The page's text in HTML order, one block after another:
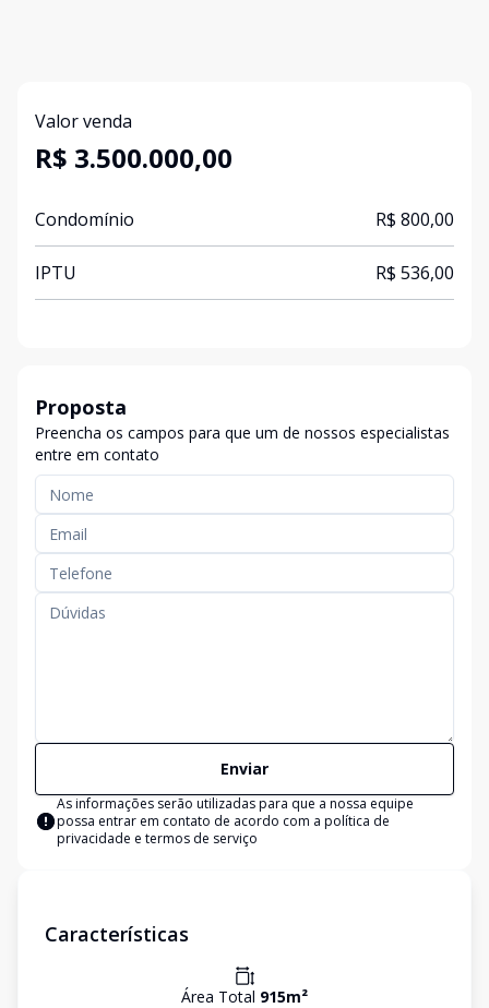
Valor venda
R$ 3.500.000,00
Condomínio R$ 800,00
IPTU R$ 536,00
Proposta
Preencha os campos para que um de nossos especialistas
entre em contato
Enviar
As informações serão utilizadas para que a nossa equipe
possa entrar em contato de acordo com a política de
privacidade e termos de serviço
Características
Área Total 915m²